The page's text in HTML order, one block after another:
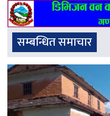
सम्बन्धित समाचार